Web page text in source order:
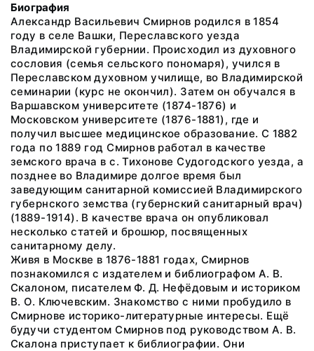
Биография
Александр Васильевич Смирнов родился в 1854
году в селе Вашки, Переславского уезда
Владимирской губернии. Происходил из духовного
сословия (семья сельского пономаря), учился в
Переславском духовном училище, во Владимирской
семинарии (курс не окончил). Затем он обучался в
Варшавском университете (1874-1876) и
Московском университете (1876-1881), где и
получил высшее медицинское образование. С 1882
года по 1889 год Смирнов работал в качестве
земского врача в с. Тихонове Судогодского уезда, а
позднее во Владимире долгое время был
заведующим санитарной комиссией Владимирского
губернского земства (губернский санитарный врач)
(1889-1914). В качестве врача он опубликовал
несколько статей и брошюр, посвященных
санитарному делу.
Живя в Москве в 1876-1881 годах, Смирнов
познакомился с издателем и библиографом А. В.
Скалоном, писателем Ф. Д. Нефёдовым и историком
В. О. Ключевским. Знакомство с ними пробудило в
Смирнове историко-литературные интересы. Ещё
будучи студентом Смирнов под руководством А. В.
Скалона приступает к библиографии. Они